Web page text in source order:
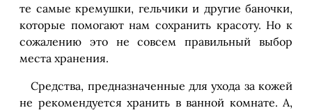
те самые кремушки, гельчики и другие баночки,
которые помогают нам сохранить красоту. Но к
сожалению это не совсем правильный выбор
места хранения.
Средства, предназначенные для ухода за кожей
не рекомендуется хранить в ванной комнате. А,